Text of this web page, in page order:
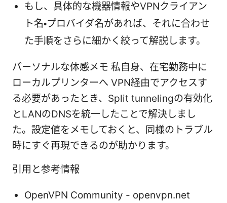
もし、具体的な機器情報やVPNクライアン
ト名・プロバイダ名があれば、それに合わせ
た手順をさらに細かく絞って解説します。
パーソナルな体感メモ 私自身、在宅勤務中に
ローカルプリンターへ VPN経由でアクセスす
る必要があったとき、Split tunnelingの有効化
とLANのDNSを統一したことで解決しまし
た。設定値をメモしておくと、同様のトラブル
時にすぐ再現できるのが助かります。
引用と参考情報
OpenVPN Community - openvpn.net